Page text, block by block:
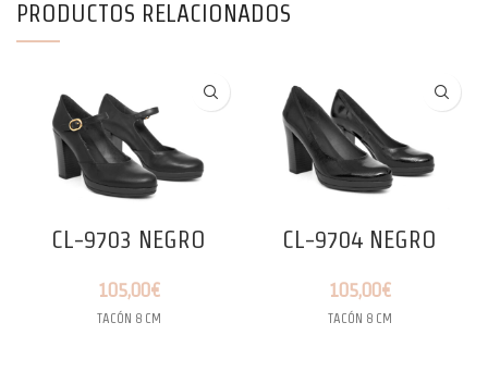
PRODUCTOS RELACIONADOS
CL-9703 NEGRO
105,00€
TACÓN 8 CM
CL-9704 NEGRO
105,00€
TACÓN 8 CM